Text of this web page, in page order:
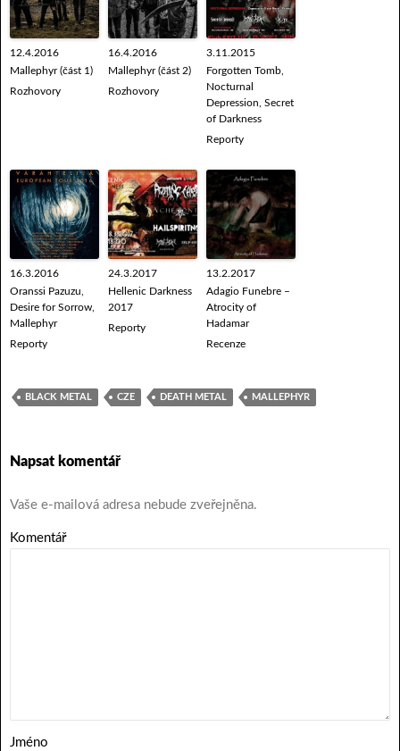
12.4.2016
Mallephyr (část 1)
Rozhovory
16.4.2016
Mallephyr (část 2)
Rozhovory
3.11.2015
Forgotten Tomb,
Nocturnal
Depression, Secret
of Darkness
Reporty
16.3.2016
Oranssi Pazuzu,
Desire for Sorrow,
Mallephyr
Reporty
24.3.2017
Hellenic Darkness
2017
Reporty
13.2.2017
Adagio Funebre –
Atrocity of
Hadamar
Recenze
BLACK METAL CZE DEATH METAL MALLEPHYR
Napsat komentář
Vaše e-mailová adresa nebude zveřejněna.
Komentář
Jméno